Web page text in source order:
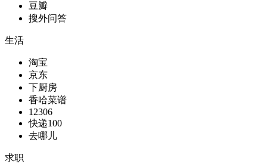
豆瓣
搜外问答
生活
淘宝
京东
下厨房
香哈菜谱
12306
快递100
去哪儿
求职